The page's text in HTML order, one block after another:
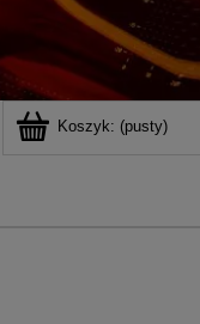
Koszyk: (pusty)